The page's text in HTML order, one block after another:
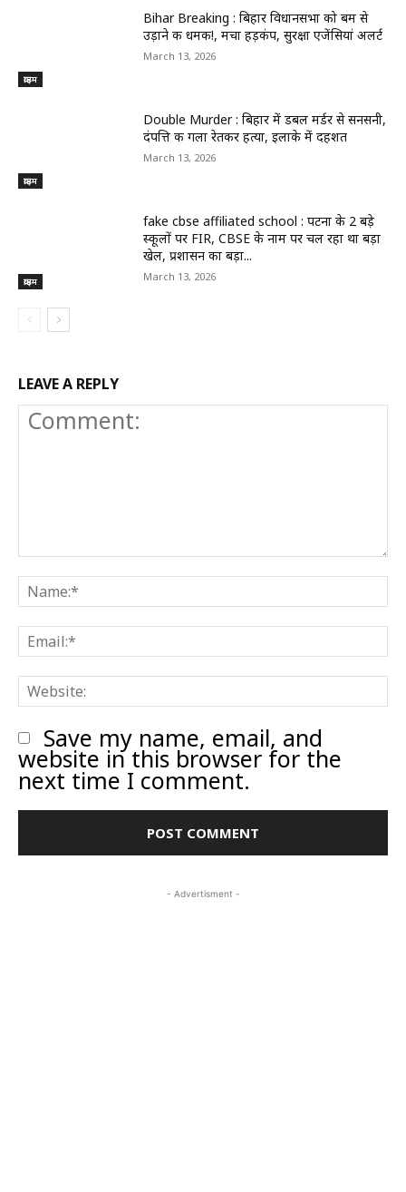
क्राइम
Bihar Breaking : बिहार विधानसभा को बम से
उड़ाने की धमकी!, मचा हड़कंप, सुरक्षा एजेंसियां अलर्ट
March 13, 2026
क्राइम
Double Murder : बिहार में डबल मर्डर से सनसनी,
दंपत्ति की गला रेतकर हत्या, इलाके में दहशत
March 13, 2026
क्राइम
fake cbse affiliated school : पटना के 2 बड़े
स्कूलों पर FIR, CBSE के नाम पर चल रहा था बड़ा
खेल, प्रशासन का बड़ा...
March 13, 2026
LEAVE A REPLY
Comment:
Save my name, email, and
website in this browser for the
next time I comment.
- Advertisment -